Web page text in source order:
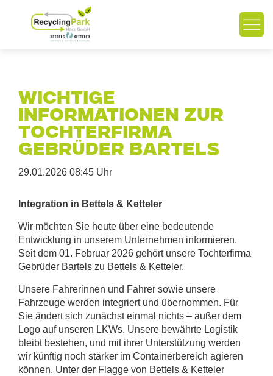
Wichtige
Informationen zur
Tochterfirma
Gebrüder Bartels
29.01.2026 08:45 Uhr
Integration in Bettels & Ketteler
Wir möchten Sie heute über eine bedeutende
Entwicklung in unserem Unternehmen informieren.
Seit dem 01. Februar 2026 gehört unsere Tochterfirma
Gebrüder Bartels zu Bettels & Ketteler.
Unsere Fahrerinnen und Fahrer sowie unsere
Fahrzeuge werden integriert und übernommen. Für
Sie ändert sich zunächst einmal nichts – außer dem
Logo auf unseren LKWs. Unsere bewährte Logistik
bleibt bestehen, und mit ihrer Unterstützung werden
wir künftig noch stärker im Containerbereich agieren
können. Unter der Flagge von Bettels & Ketteler